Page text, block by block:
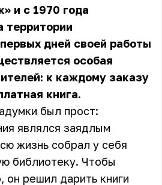
и с 1970 года
территории
дней своей работы
особая
к каждому заказу
книга.
был прост:
являлся заядлым
жизнь собрал у себя
библиотеку. Чтобы
он решил дарить книги